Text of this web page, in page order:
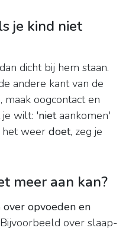
je kind niet
dicht bij hem staan.
andere kant van de
maak oogcontact en
je wilt: 'nietaankomen'
het weer doet, zeg je
meer aan kan?
opvoeden en
over slaap-